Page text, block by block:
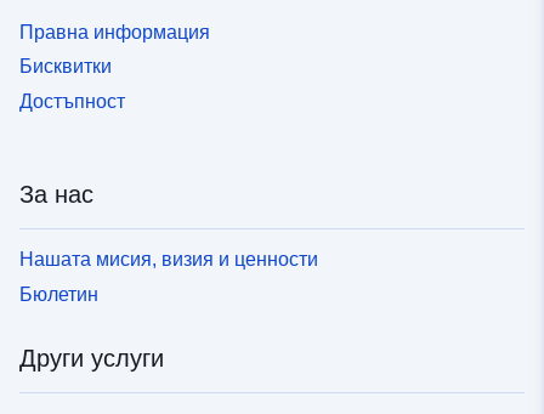
Правна информация
Бисквитки
Достъпност
За нас
Нашата мисия, визия и ценности
Бюлетин
Други услуги